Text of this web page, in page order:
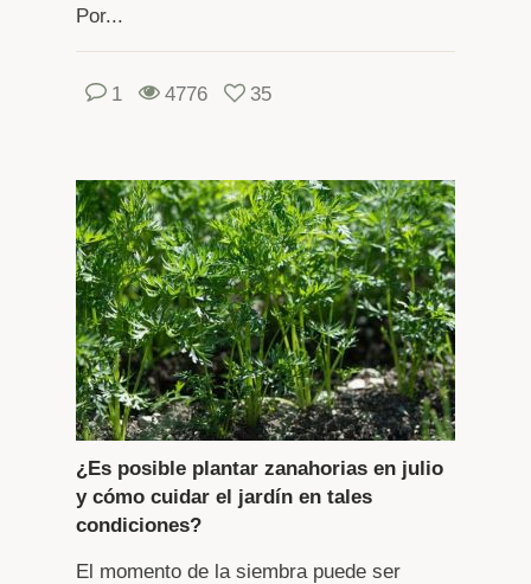
Por...
1 4776 35
¿Es posible plantar zanahorias en julio
y cómo cuidar el jardín en tales
condiciones?
El momento de la siembra puede ser